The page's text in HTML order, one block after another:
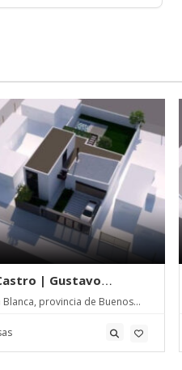
| Gustavo
arq
Blanca, provincia de Buenos